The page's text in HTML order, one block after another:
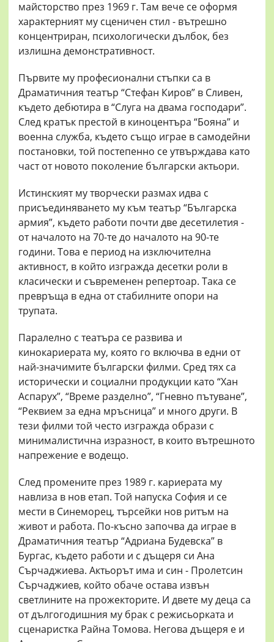
майсторство през 1969 г. Там вече се оформя
характерният му сценичен стил - вътрешно
концентриран, психологически дълбок, без
излишна демонстративност.
Първите му професионални стъпки са в
Драматичния театър “Стефан Киров” в Сливен,
където дебютира в “Слуга на двама господари”.
След кратък престой в киноцентъра “Бояна” и
военна служба, където също играе в самодейни
постановки, той постепенно се утвърждава като
част от новото поколение български актьори.
Истинският му творчески размах идва с
присъединяването му към театър “Българска
армия”, където работи почти две десетилетия -
от началото на 70-те до началото на 90-те
години. Това е период на изключителна
активност, в който изгражда десетки роли в
класически и съвременен репертоар. Така се
превръща в една от стабилните опори на
трупата.
Паралелно с театъра се развива и
кинокариерата му, която го включва в едни от
най-значимите български филми. Сред тях са
исторически и социални продукции като “Хан
Аспарух”, “Време разделно”, “Гневно пътуване”,
“Реквием за една мръсница” и много други. В
тези филми той често изгражда образи с
минималистична изразност, в които вътрешното
напрежение е водещо.
След промените през 1989 г. кариерата му
навлиза в нов етап. Той напуска София и се
мести в Синеморец, търсейки нов ритъм на
живот и работа. По-късно започва да играе в
Драматичния театър “Адриана Будевска” в
Бургас, където работи и с дъщеря си Ана
Сърчаджиева. Актьорът има и син - Пролетсин
Сърчаджиев, който обаче остава извън
светлините на прожекторите. И двете му деца са
от дългогодишния му брак с режисьорката и
сценаристка Райна Томова. Негова дъщеря е и